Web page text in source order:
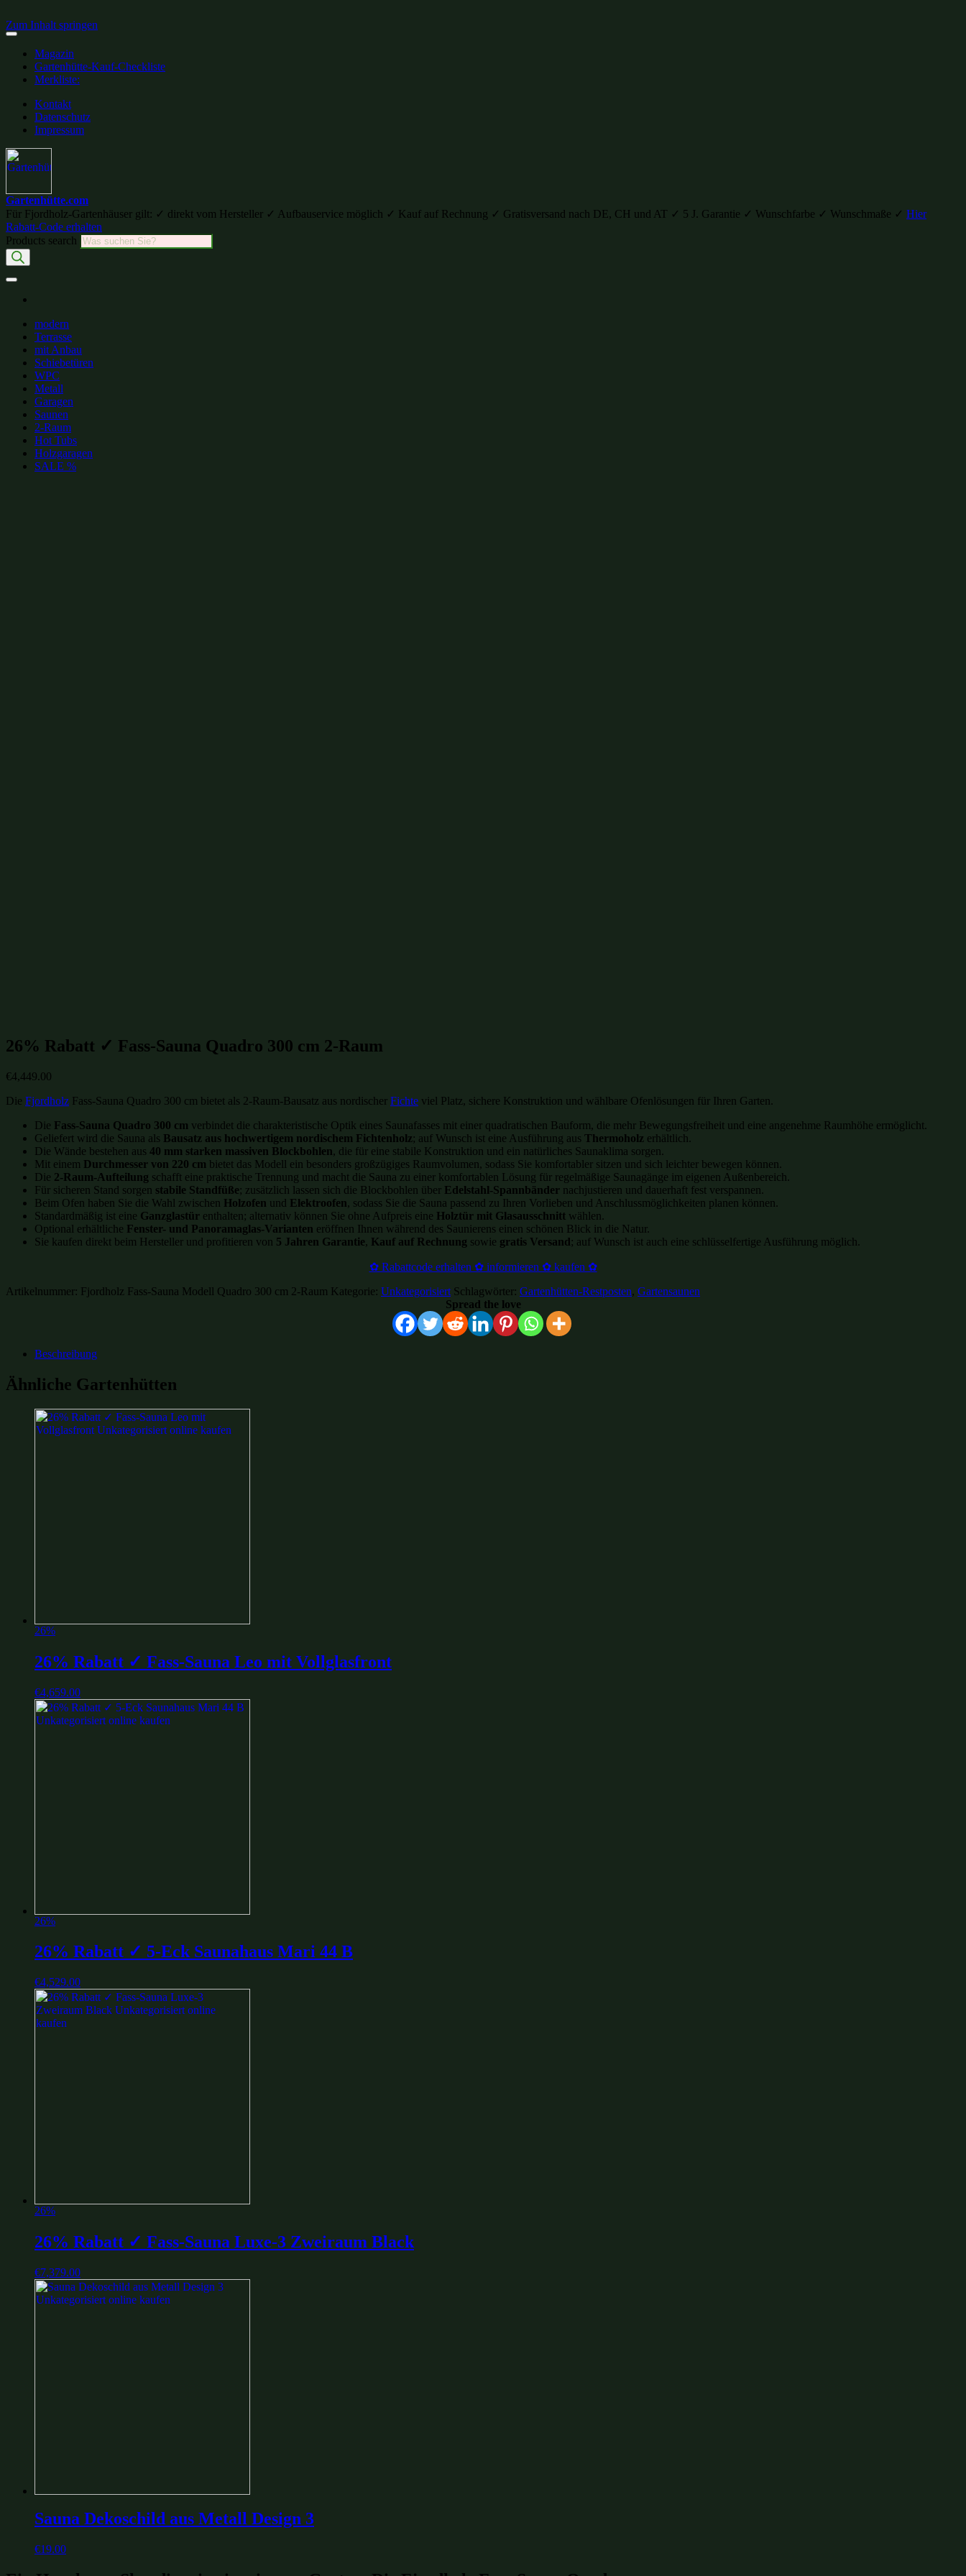
Zum Inhalt springen
Magazin
Gartenhütte-Kauf-Checkliste
Merkliste:
Kontakt
Datenschutz
Impressum
Gartenhütte.com
Für Fjordholz-Gartenhäuser gilt: ✓ direkt vom Hersteller ✓ Aufbauservice möglich ✓ Kauf auf Rechnung ✓ Gratisversand nach DE, CH und AT ✓ 5 J. Garantie ✓ Wunschfarbe ✓ Wunschmaße ✓ Hier
Rabatt-Code erhalten
Products search
modern
Terrasse
mit Anbau
Schiebetüren
WPC
Metall
Garagen
Saunen
2-Raum
Hot Tubs
Holzgaragen
SALE %
26% Rabatt ✓ Fass-Sauna Quadro 300 cm 2-Raum
€4,449.00
Die Fjordholz Fass-Sauna Quadro 300 cm bietet als 2-Raum-Bausatz aus nordischer Fichte viel Platz, sichere Konstruktion und wählbare Ofenlösungen für Ihren Garten.
Die Fass-Sauna Quadro 300 cm verbindet die charakteristische Optik eines Saunafasses mit einer quadratischen Bauform, die mehr Bewegungsfreiheit und eine angenehme Raumhöhe ermöglicht.
Geliefert wird die Sauna als Bausatz aus hochwertigem nordischem Fichtenholz; auf Wunsch ist eine Ausführung aus Thermoholz erhältlich.
Die Wände bestehen aus 40 mm starken massiven Blockbohlen, die für eine stabile Konstruktion und ein natürliches Saunaklima sorgen.
Mit einem Durchmesser von 220 cm bietet das Modell ein besonders großzügiges Raumvolumen, sodass Sie komfortabler sitzen und sich leichter bewegen können.
Die 2-Raum-Aufteilung schafft eine praktische Trennung und macht die Sauna zu einer komfortablen Lösung für regelmäßige Saunagänge im eigenen Außenbereich.
Für sicheren Stand sorgen stabile Standfüße; zusätzlich lassen sich die Blockbohlen über Edelstahl-Spannbänder nachjustieren und dauerhaft fest verspannen.
Beim Ofen haben Sie die Wahl zwischen Holzofen und Elektroofen, sodass Sie die Sauna passend zu Ihren Vorlieben und Anschlussmöglichkeiten planen können.
Standardmäßig ist eine Ganzglastür enthalten; alternativ können Sie ohne Aufpreis eine Holztür mit Glasausschnitt wählen.
Optional erhältliche Fenster- und Panoramaglas-Varianten eröffnen Ihnen während des Saunierens einen schönen Blick in die Natur.
Sie kaufen direkt beim Hersteller und profitieren von 5 Jahren Garantie, Kauf auf Rechnung sowie gratis Versand; auf Wunsch ist auch eine schlüsselfertige Ausführung möglich.
✿ Rabattcode erhalten ✿ informieren ✿ kaufen ✿
Artikelnummer: Fjordholz Fass-Sauna Modell Quadro 300 cm 2-Raum Kategorie: Unkategorisiert Schlagwörter: Gartenhütten-Restposten, Gartensaunen
Spread the love
Beschreibung
Ähnliche Gartenhütten
26%
26% Rabatt ✓ Fass-Sauna Leo mit Vollglasfront
€4,659.00
26%
26% Rabatt ✓ 5-Eck Saunahaus Mari 44 B
€4,529.00
26%
26% Rabatt ✓ Fass-Sauna Luxe-3 Zweiraum Black
€7,379.00
Sauna Dekoschild aus Metall Design 3
€19.00